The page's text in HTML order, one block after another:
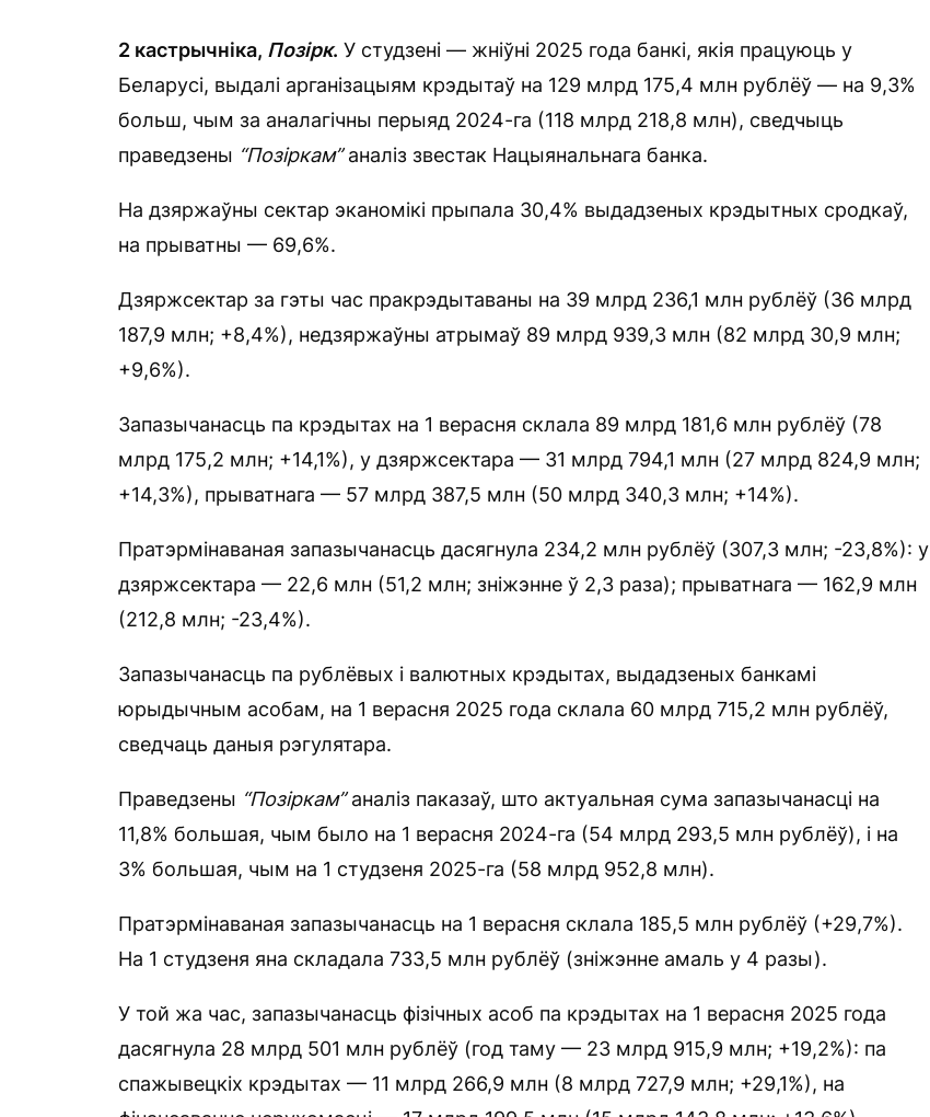
2 кастрычніка, Позірк. У студзені — жніўні 2025 года банкі, якія працуюць у
Беларусі, выдалі арганізацыям крэдытаў на 129 млрд 175,4 млн рублёў — на 9,3%
больш, чым за аналагічны перыяд 2024-га (118 млрд 218,8 млн), сведчыць
праведзены “Позіркам”аналіз звестак Нацыянальнага банка.
На дзяржаўны сектар эканомікі прыпала 30,4% выдадзеных крэдытных сродкаў,
на прыватны — 69,6%.
Дзяржсектар за гэты час пракрэдытаваны на 39 млрд 236,1 млн рублёў (36 млрд
187,9 млн; +8,4%), недзяржаўны атрымаў 89 млрд 939,3 млн (82 млрд 30,9 млн;
+9,6%).
Запазычанасць па крэдытах на 1 верасня склала 89 млрд 181,6 млн рублёў (78
млрд 175,2 млн; +14,1%), у дзяржсектара — 31 млрд 794,1 млн (27 млрд 824,9 млн;
+14,3%), прыватнага — 57 млрд 387,5 млн (50 млрд 340,3 млн; +14%).
Пратэрмінаваная запазычанасць дасягнула 234,2 млн рублёў (307,3 млн; -23,8%): у
дзяржсектара — 22,6 млн (51,2 млн; зніжэнне ў 2,3 раза); прыватнага — 162,9 млн
(212,8 млн; -23,4%).
Запазычанасць па рублёвых і валютных крэдытах, выдадзеных банкамі
юрыдычным асобам, на 1 верасня 2025 года склала 60 млрд 715,2 млн рублёў,
сведчаць даныя рэгулятара.
Праведзены “Позіркам”аналіз паказаў, што актуальная сума запазычанасці на
11,8% большая, чым было на 1 верасня 2024-га (54 млрд 293,5 млн рублёў), і на
3% большая, чым на 1 студзеня 2025-га (58 млрд 952,8 млн).
Пратэрмінаваная запазычанасць на 1 верасня склала 185,5 млн рублёў (+29,7%).
На 1 студзеня яна складала 733,5 млн рублёў (зніжэнне амаль у 4 разы).
У той жа час, запазычанасць фізічных асоб па крэдытах на 1 верасня 2025 года
дасягнула 28 млрд 501 млн рублёў (год таму — 23 млрд 915,9 млн; +19,2%): па
спажывецкіх крэдытах — 11 млрд 266,9 млн (8 млрд 727,9 млн; +29,1%), на